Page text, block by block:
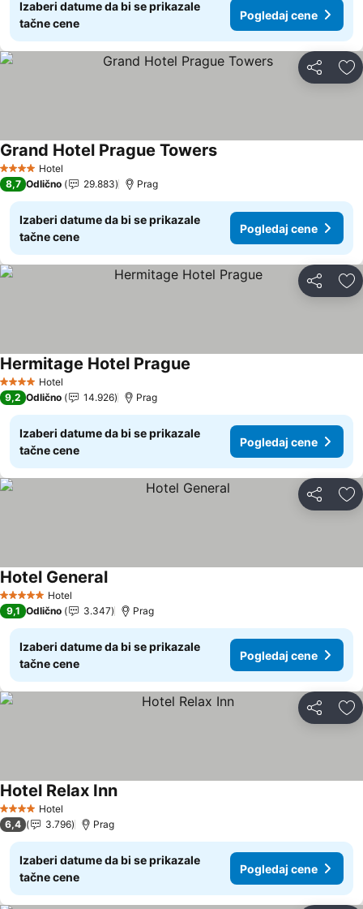
Izaberi datume da bi se prikazale
tačne cene
Pogledaj cene
Deli
4 ZvezdiceHotel
Grand Hotel Prague TowersPogledaj cene
8,7 Odlično 29.883 Prag
Izaberi datume da bi se prikazale
tačne cene
Pogledaj cene
Deli
4 ZvezdiceHotel
Hermitage Hotel Prague
9,2 Odlično 14.926 Prag
Izaberi datume da bi se prikazale
tačne cene
Pogledaj cene
Deli
5 ZvezdiceHotel
Hotel GeneralPogledaj cene
9,1 Odlično 3.347 Prag
Izaberi datume da bi se prikazale
tačne cene
Pogledaj cene
Deli
4 ZvezdiceHotel
Hotel Relax InnPogledaj cene
6,4 3.796 Prag
Izaberi datume da bi se prikazale
tačne cene
Pogledaj cene